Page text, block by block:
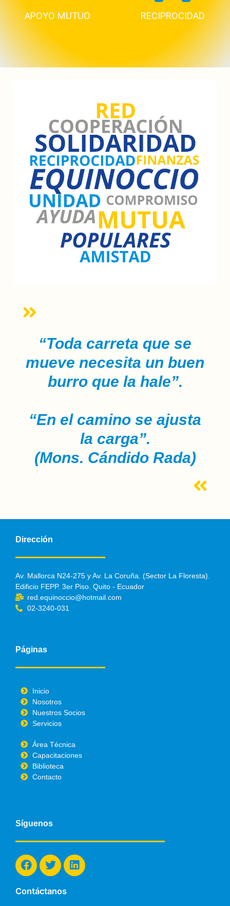
APOYO MUTUO RECIPROCIDAD
“Toda carreta que se
mueve necesita un buen
burro que la hale”.
“En el camino se ajusta
la carga”.
(Mons. Cándido Rada)
Dirección
Av. Mallorca N24-275 y Av. La Coruña. (Sector La Floresta).
Edificio FEPP. 3er Piso. Quito - Ecuador
red.equinoccio@hotmail.com
02-3240-031
Páginas
Inicio
Nosotros
Nuestros Socios
Servicios
Área Técnica
Capacitaciones
Biblioteca
Contacto
Síguenos
F
a
e
T
w
t
L
i
Contáctanos